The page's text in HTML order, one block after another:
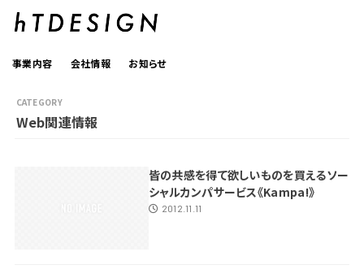
事業内容 会社情報 お知らせ
Web関連情報
皆の共感を得て欲しいものを買えるソー
シャルカンパサービス《Kampa!》
2012.11.11